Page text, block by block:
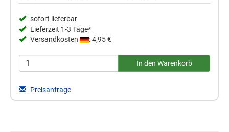
sofort lieferbar
Lieferzeit 1-3 Tage*
Versandkosten
: 4,95 €
Preisanfrage